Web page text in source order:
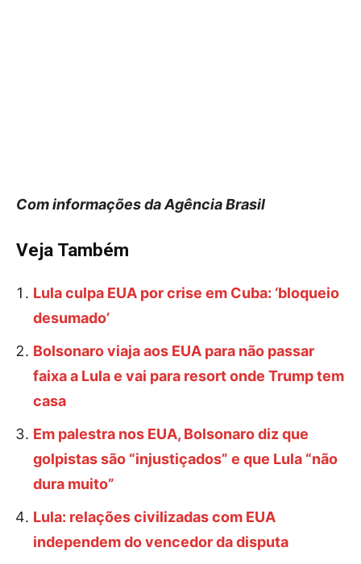
Com informações da Agência Brasil
Veja Também
Lula culpa EUA por crise em Cuba: ‘bloqueio
desumado’
Bolsonaro viaja aos EUA para não passar
faixa a Lula e vai para resort onde Trump tem
casa
Em palestra nos EUA, Bolsonaro diz que
golpistas são “injustiçados” e que Lula “não
dura muito”
Lula: relações civilizadas com EUA
independem do vencedor da disputa